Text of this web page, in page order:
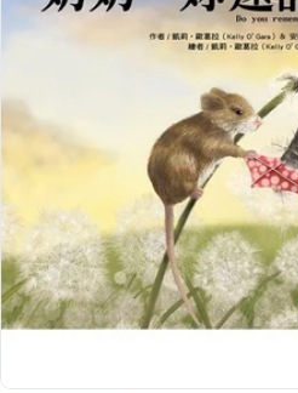
Open media 0 in modal